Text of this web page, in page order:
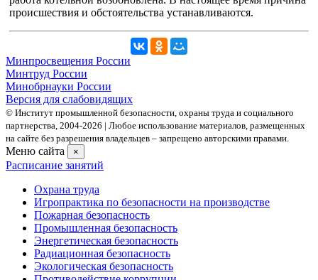
происшествия и обстоятельства устанавливаются.
Минпросвещения России
Минтруд России
Минобрнауки России
Версия для слабовидящих
© Институт промышленной безопасности, охраны труда и социального
партнерства, 2004- 2026 | Любое использование материалов, размещенных
на сайте без разрешения владельцев – запрещено авторскими правами.
Меню сайта ×
Расписание занятий
Охрана труда
Игропрактика по безопасности на производстве
Пожарная безопасность
Промышленная безопасность
Энергетическая безопасность
Радиационная безопасность
Экологическая безопасность